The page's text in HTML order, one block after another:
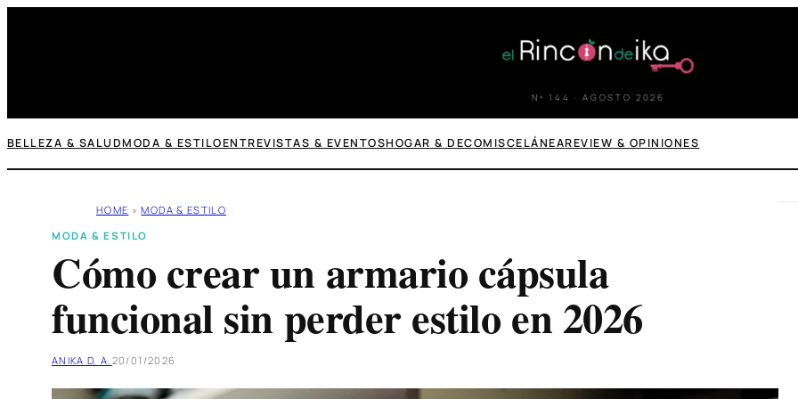
Nº 144 · AGOSTO 2026
BELLEZA & SALUDMODA & ESTILOENTREVISTAS & EVENTOSHOGAR & DECOMISCELÁNEAREVIEW & OPINIONES
HOME » MODA & ESTILO
MODA & ESTILO
Cómo crear un armario cápsula
funcional sin perder estilo en 2026
ANIKA D. A. 20/01/2026